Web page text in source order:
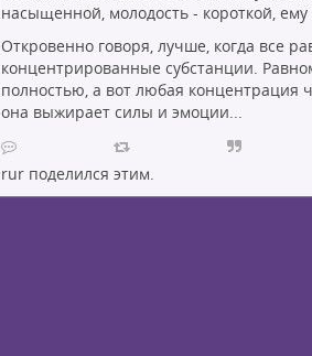
насыщенной, молодость - короткой, ему
Откровенно говоря, лучше, когда все
концентрированные субстанции.
полностью, а вот любая концентрация
она выжирает силы и эмоции...
rurподелился этим.